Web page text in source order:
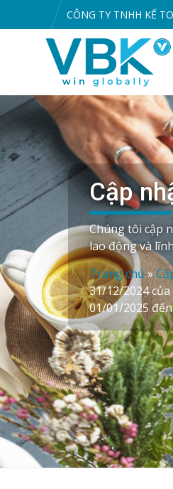
CÔNG TY TNHH KẾ
Cập
Chúng tôi cập
lao động và
Trang chủ»
31/12/2024
01/01/2025